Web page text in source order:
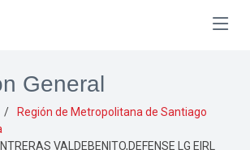
General
Región de Metropolitana de Santiago
VALDEBENITO,DEFENSE LG EIRL